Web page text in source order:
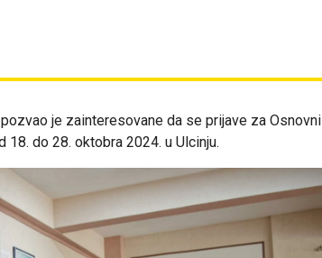
je zainteresovane da se prijave za Osnovni
do 28. oktobra 2024. u Ulcinju.